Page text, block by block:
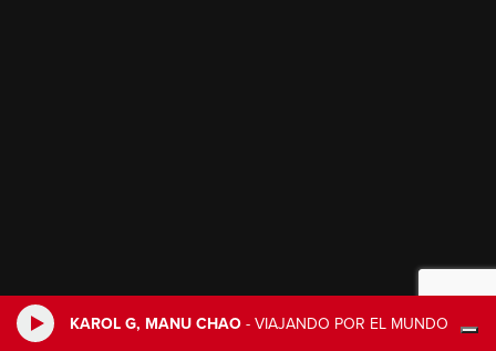
KAROL G, MANU CHAO - VIAJANDO POR EL MUNDO